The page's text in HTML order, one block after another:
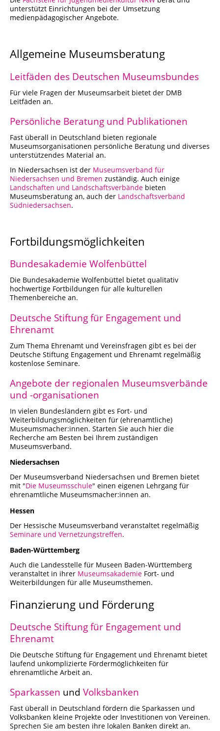
unterstützt Einrichtungen bei der Umsetzung
medienpädagogischer Angebote.
Allgemeine Museumsberatung
Leitfäden des Deutschen Museumsbundes
Für viele Fragen der Museumsarbeit bietet der DMB
Leitfäden an.
Persönliche Beratung und Publikationen
Fast überall in Deutschland bieten regionale
Museumsorganisationen persönliche Beratung und diverses
unterstützendes Material an.
In Niedersachsen ist der Museumsverband für
Niedersachsen und Bremen zuständig. Auch einige
Landschaften und Landschaftsverbände bieten
Museumsberatung an, auch der Landschaftsverband
Südniedersachsen.
Fortbildungsmöglichkeiten
Bundesakademie Wolfenbüttel
Die Bundesakademie Wolfenbüttel bietet qualitativ
hochwertige Fortbildungen für alle kulturellen
Themenbereiche an.
Deutsche Stiftung für Engagement und
Ehrenamt
Zum Thema Ehrenamt und Vereinsfragen gibt es bei der
Deutsche Stiftung Engagement und Ehrenamt regelmäßig
kostenlose Seminare.
Angebote der regionalen Museumsverbände
und -organisationen
In vielen Bundesländern gibt es Fort- und
Weiterbildungsmöglichkeiten für (ehrenamtliche)
Museumsmacher:innen. Starten Sie auch hier die
Recherche am Besten bei Ihrem zuständigen
Museumsverband.
Niedersachsen
Der Museumsverband Niedersachsen und Bremen bietet
mit "Die Museumsschule" einen eigenen Lehrgang für
ehrenamtliche Museumsmacher:innen an.
Hessen
Der Hessische Museumsverband veranstaltet regelmäßig
Seminare und Vernetzungstreffen.
Baden-Württemberg
Auch die Landesstelle für Museen Baden-Württemberg
veranstaltet in ihrer Museumsakademie Fort- und
Weiterbildungen für alle Museumsthemen.
Finanzierung und Förderung
Deutsche Stiftung für Engagement und
Ehrenamt
Die Deutsche Stiftung für Engagement und Ehrenamt bietet
laufend unkomplizierte Fördermöglichkeiten für
ehrenamtliche Arbeit an.
Sparkassen und Volksbanken
Fast überall in Deutschland fördern die Sparkassen und
Volksbanken kleine Projekte oder Investitionen von Vereinen.
Sprechen Sie am besten ihre lokalen Banken direkt an.